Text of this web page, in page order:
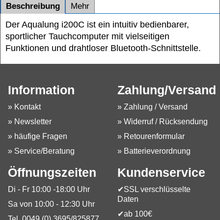
Beschreibung Mehr
Der Aqualung i200C ist ein intuitiv bedienbarer,
sportlicher Tauchcomputer mit vielseitigen
Funktionen und drahtloser Bluetooth-Schnittstelle.
Information
» Kontakt
» Newsletter
» häufige Fragen
» Service/Beratung
Zahlung/Versand
» Zahlung / Versand
» Widerruf / Rücksendung
» Retourenformular
» Batterieverordnung
Öffnungszeiten
Di - Fr 10:00 -18:00 Uhr
Sa von 10:00 - 12:30 Uhr
Kundenservice
✔SSL verschlüsselte
Daten
✔ab 100€